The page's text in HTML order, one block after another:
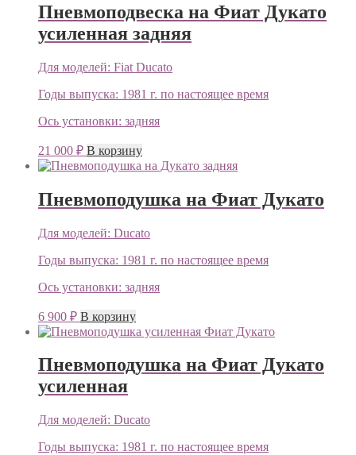
Пневмоподвеска на Фиат Дукато
усиленная задняя
Для моделей: Fiat Ducato
Годы выпуска: 1981 г. по настоящее время
Ось установки: задняя
21 000 ₽ В корзину
Пневмоподушка на Фиат Дукато
Для моделей: Ducato
Годы выпуска: 1981 г. по настоящее время
Ось установки: задняя
6 900 ₽ В корзину
Пневмоподушка на Фиат Дукато
усиленная
Для моделей: Ducato
Годы выпуска: 1981 г. по настоящее время